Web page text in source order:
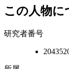
この人物に
研究者番号